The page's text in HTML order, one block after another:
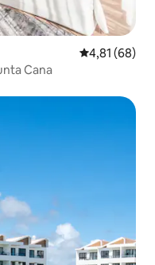
Gemiddelde
4,81 (68)
Cana